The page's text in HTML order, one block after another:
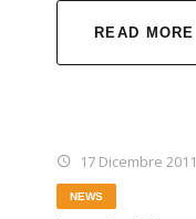
READ MORE
17 Dicembre 2011
NEWS